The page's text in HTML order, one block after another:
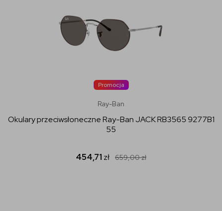
Promocja
Ray-Ban
Okulary przeciwsłoneczne Ray-Ban JACK RB3565 9277B1
55
454,71 zł 659,00zł